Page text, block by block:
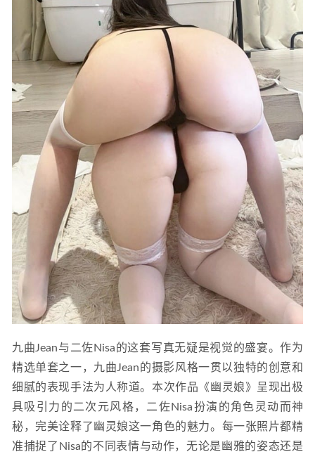
九曲Jean与二佐Nisa的这套写真无疑是视觉的盛宴。作为
精选单套之一，九曲Jean的摄影风格一贯以独特的创意和
细腻的表现手法为人称道。本次作品《幽灵娘》呈现出极
具吸引力的二次元风格，二佐Nisa扮演的角色灵动而神
秘，完美诠释了幽灵娘这一角色的魅力。每一张照片都精
准捕捉了Nisa的不同表情与动作，无论是幽雅的姿态还是